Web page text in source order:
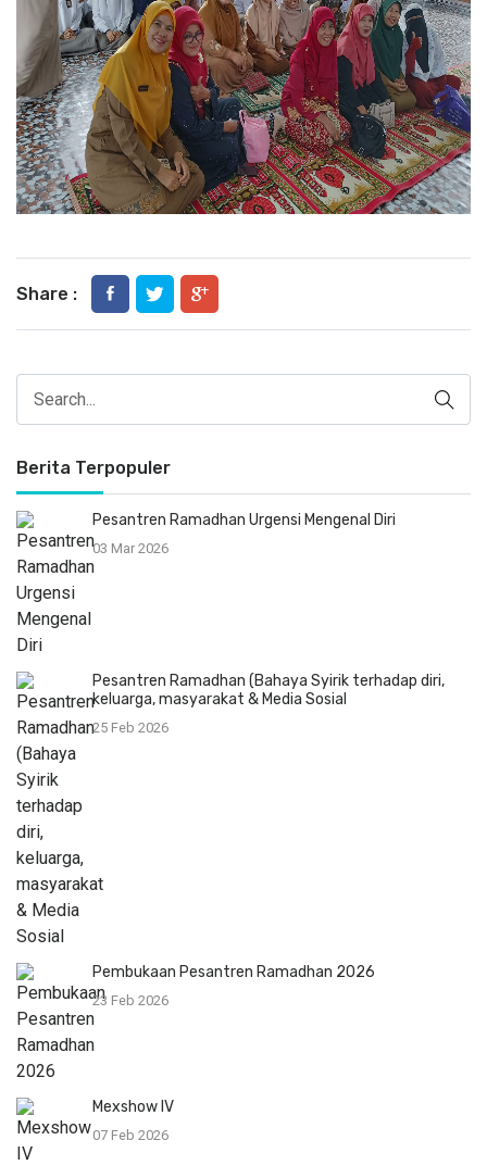
Share :
Berita Terpopuler
Pesantren Ramadhan Urgensi Mengenal Diri
03 Mar 2026
Pesantren Ramadhan (Bahaya Syirik terhadap diri,
keluarga, masyarakat & Media Sosial
25 Feb 2026
Pembukaan Pesantren Ramadhan 2026
23 Feb 2026
Mexshow IV
07 Feb 2026